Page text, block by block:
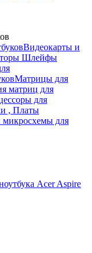
Видеокарты и
Шлейфы
Матрицы для
матриц для
для
, Платы
для
Acer Aspire